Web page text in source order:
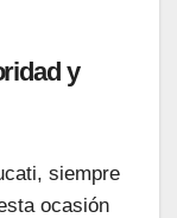
y
siempre
ocasión